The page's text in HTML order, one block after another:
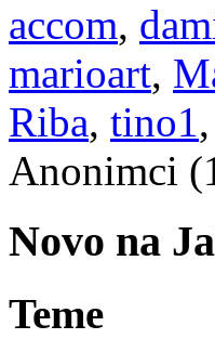
accom,
marioart,
Riba, tino1,
Anonimci
Novo na
Teme